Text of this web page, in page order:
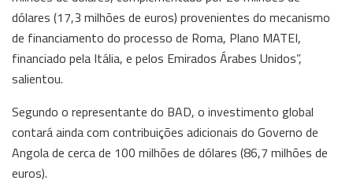
dólares (17,3 milhões de euros) provenientes do mecanismo
de financiamento do processo de Roma, Plano MATEI,
financiado pela Itália, e pelos Emirados Árabes Unidos”,
salientou.
Segundo o representante do BAD, o investimento global
contará ainda com contribuições adicionais do Governo de
Angola de cerca de 100 milhões de dólares (86,7 milhões de
euros).